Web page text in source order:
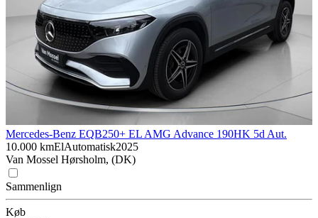
Mercedes-Benz EQB250+ EL AMG Advance 190HK 5d Aut.
10.000 kmElAutomatisk2025
Van Mossel Hørsholm, (DK)
Sammenlign
Køb